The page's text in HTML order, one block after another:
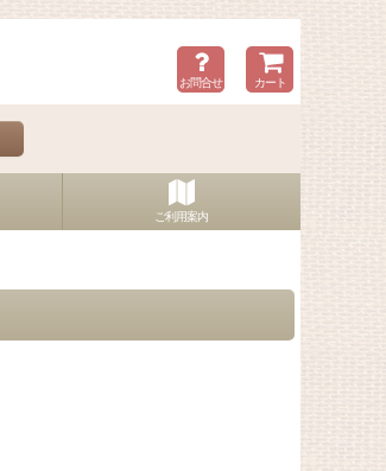
お問合せ カート
ご利用案内